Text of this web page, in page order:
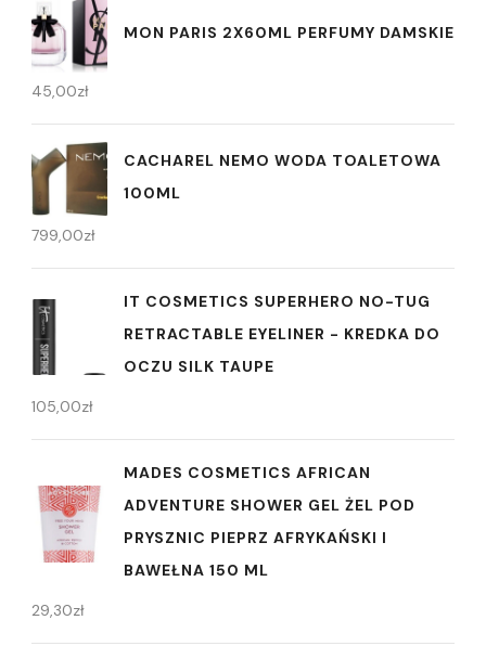
MON PARIS 2X60ML PERFUMY DAMSKIE
45,00zł
CACHAREL NEMO WODA TOALETOWA
100ML
799,00zł
IT COSMETICS SUPERHERO NO-TUG
RETRACTABLE EYELINER - KREDKA DO
OCZU SILK TAUPE
105,00zł
MADES COSMETICS AFRICAN
ADVENTURE SHOWER GEL ŻEL POD
PRYSZNIC PIEPRZ AFRYKAŃSKI I
BAWEŁNA 150 ML
29,30zł